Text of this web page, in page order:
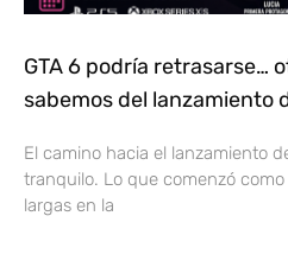
GTA 6 podría retrasarse…
sabemos del lanzamiento
El camino hacia el lanzamiento
tranquilo. Lo que comenzó
largas en la